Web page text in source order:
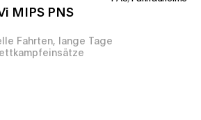
MIPS PNS
Fahrten, lange Tage